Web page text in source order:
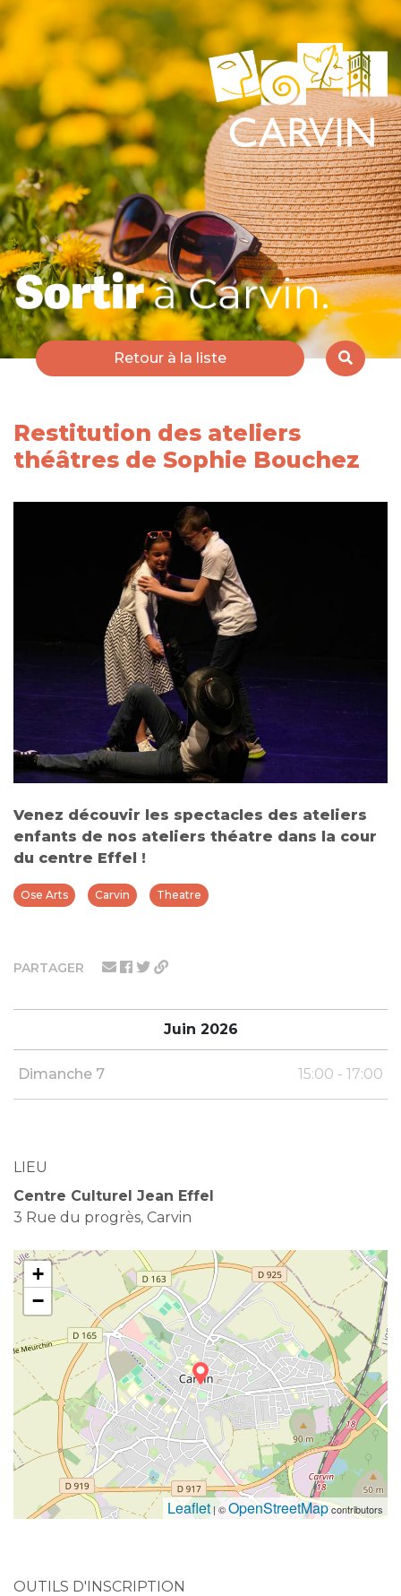
Retour à la liste
PARTAGER
Juin 2026
Dimanche 7 15:00 - 17:00
LIEU
Centre Culturel Jean Effel
3 Rue du progrès, Carvin
+
−
Leaflet | ©OpenStreetMapcontributors
OUTILS D'INSCRIPTION
Restitution des ateliers
théâtres de Sophie Bouchez
Venez découvir les spectacles des ateliers
enfants de nos ateliers théatre dans la cour
du centre Effel !
Ose Arts Carvin Theatre